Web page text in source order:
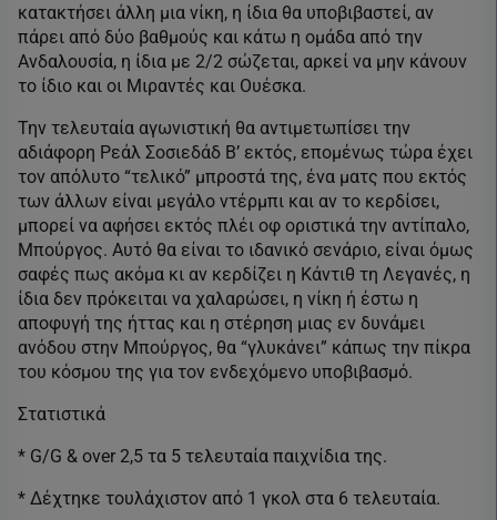
κατακτήσει άλλη μια νίκη, η ίδια θα υποβιβαστεί, αν
πάρει από δύο βαθμούς και κάτω η ομάδα από την
Ανδαλουσία, η ίδια με 2/2 σώζεται, αρκεί να μην κάνουν
το ίδιο και οι Μιραντές και Ουέσκα.
Την τελευταία αγωνιστική θα αντιμετωπίσει την
αδιάφορη Ρεάλ Σοσιεδάδ Β’ εκτός, επομένως τώρα έχει
τον απόλυτο “τελικό” μπροστά της, ένα ματς που εκτός
των άλλων είναι μεγάλο ντέρμπι και αν το κερδίσει,
μπορεί να αφήσει εκτός πλέι οφ οριστικά την αντίπαλο,
Μπούργος. Αυτό θα είναι το ιδανικό σενάριο, είναι όμως
σαφές πως ακόμα κι αν κερδίζει η Κάντιθ τη Λεγανές, η
ίδια δεν πρόκειται να χαλαρώσει, η νίκη ή έστω η
αποφυγή της ήττας και η στέρηση μιας εν δυνάμει
ανόδου στην Μπούργος, θα “γλυκάνει” κάπως την πίκρα
του κόσμου της για τον ενδεχόμενο υποβιβασμό.
Στατιστικά
* G/G & over 2,5 τα 5 τελευταία παιχνίδια της.
* Δέχτηκε τουλάχιστον από 1 γκολ στα 6 τελευταία.